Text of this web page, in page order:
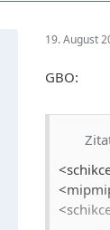
19. August
GBO: